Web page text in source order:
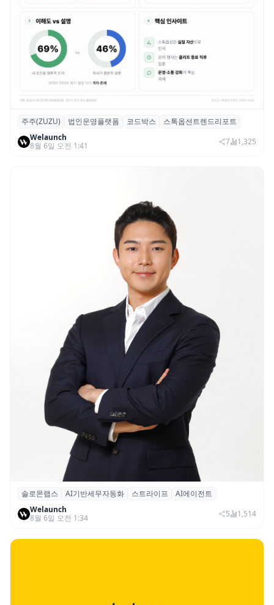
스톡옵션 취소율 2년 만에 18.2%→31.3%…
권리 발생 즉시 행사 비중도 급증
주주(ZUZU) 법인운영플랫폼 코드박스
스톡옵션트렌드리포트
Welaunch
8월 6일 오전 1:41
7 1,325
솔로몬랩스, 스트라이프 출신 이창헌 영입…
절세 전략 AI 에이전트 개발 본격화
솔로몬랩스 AI기반세무자동화 스트라이프
AI에이전트
Welaunch
8월 6일 오전 1:34
5 1,514